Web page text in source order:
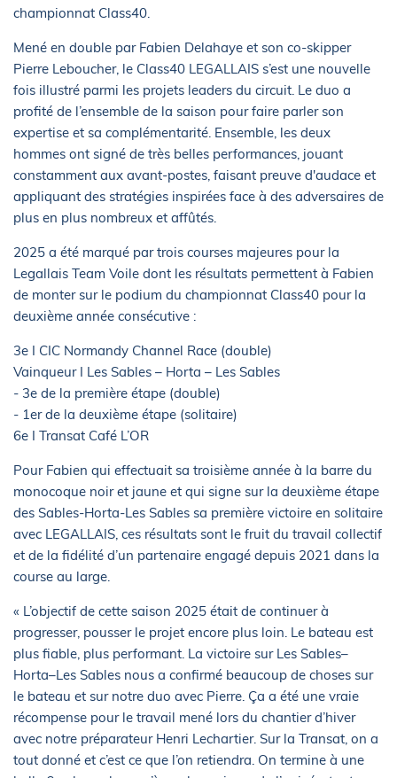
championnat Class40.
Mené en double par Fabien Delahaye et son co-skipper
Pierre Leboucher, le Class40 LEGALLAIS s’est une nouvelle
fois illustré parmi les projets leaders du circuit. Le duo a
profité de l’ensemble de la saison pour faire parler son
expertise et sa complémentarité. Ensemble, les deux
hommes ont signé de très belles performances, jouant
constamment aux avant-postes, faisant preuve d'audace et
appliquant des stratégies inspirées face à des adversaires de
plus en plus nombreux et affûtés.
2025 a été marqué par trois courses majeures pour la
Legallais Team Voile dont les résultats permettent à Fabien
de monter sur le podium du championnat Class40 pour la
deuxième année consécutive :
3e I CIC Normandy Channel Race (double)
Vainqueur I Les Sables – Horta – Les Sables
- 3e de la première étape (double)
- 1er de la deuxième étape (solitaire)
6e I Transat Café L’OR
Pour Fabien qui effectuait sa troisième année à la barre du
monocoque noir et jaune et qui signe sur la deuxième étape
des Sables-Horta-Les Sables sa première victoire en solitaire
avec LEGALLAIS, ces résultats sont le fruit du travail collectif
et de la fidélité d’un partenaire engagé depuis 2021 dans la
course au large.
« L’objectif de cette saison 2025 était de continuer à
progresser, pousser le projet encore plus loin. Le bateau est
plus fiable, plus performant. La victoire sur Les Sables–
Horta–Les Sables nous a confirmé beaucoup de choses sur
le bateau et sur notre duo avec Pierre. Ça a été une vraie
récompense pour le travail mené lors du chantier d’hiver
avec notre préparateur Henri Lechartier. Sur la Transat, on a
tout donné et c’est ce que l’on retiendra. On termine à une